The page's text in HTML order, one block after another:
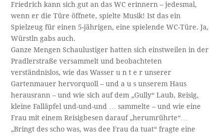
Friedrich kann sich gut an das WC erinnern – jedesmal,
wenn er die Türe öffnete, spielte Musik! Ist das ein
Spielzeug für einen 5-jährigen, eine spielende WC-Türe. Ja,
Würstln gabs auch.
Ganze Mengen Schaulustiger hatten sich einstweilen in der
Pradlerstraße versammelt und beobachteten
verständnislos, wie das Wasser u n t e r unserer
Gartenmauer hervorquoll – und a u s unserem Haus
herausrann – und wie sich auf dem „Gully“ Laub, Reisig,
kleine Falläpfel und-und-und … sammelte – und wie eine
Frau mit einem Reisigbesen darauf „herumrührte“…
„Bringt des scho was, was dee Frau da tuat“ fragte eine